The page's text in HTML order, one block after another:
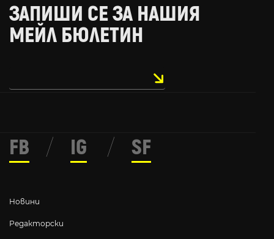
ЗАПИШИ СЕ ЗА НАШИЯ
МЕЙЛ БЮЛЕТИН
Новини
Редакторски
FB / IG / SF